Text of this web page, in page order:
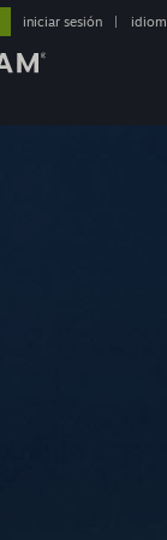
iniciar sesión